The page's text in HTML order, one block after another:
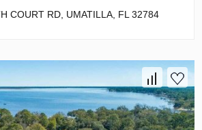
COURT RD, UMATILLA, FL 32784